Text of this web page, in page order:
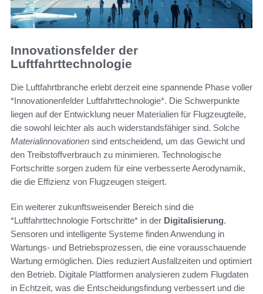
Innovationsfelder der
Luftfahrttechnologie
Die Luftfahrtbranche erlebt derzeit eine spannende Phase voller
*Innovationenfelder Luftfahrttechnologie*. Die Schwerpunkte
liegen auf der Entwicklung neuer Materialien für Flugzeugteile,
die sowohl leichter als auch widerstandsfähiger sind. Solche
Materialinnovationen sind entscheidend, um das Gewicht und
den Treibstoffverbrauch zu minimieren. Technologische
Fortschritte sorgen zudem für eine verbesserte Aerodynamik,
die die Effizienz von Flugzeugen steigert.
Ein weiterer zukunftsweisender Bereich sind die
*Luftfahrttechnologie Fortschritte* in der Digitalisierung.
Sensoren und intelligente Systeme finden Anwendung in
Wartungs- und Betriebsprozessen, die eine vorausschauende
Wartung ermöglichen. Dies reduziert Ausfallzeiten und optimiert
den Betrieb. Digitale Plattformen analysieren zudem Flugdaten
in Echtzeit, was die Entscheidungsfindung verbessert und die